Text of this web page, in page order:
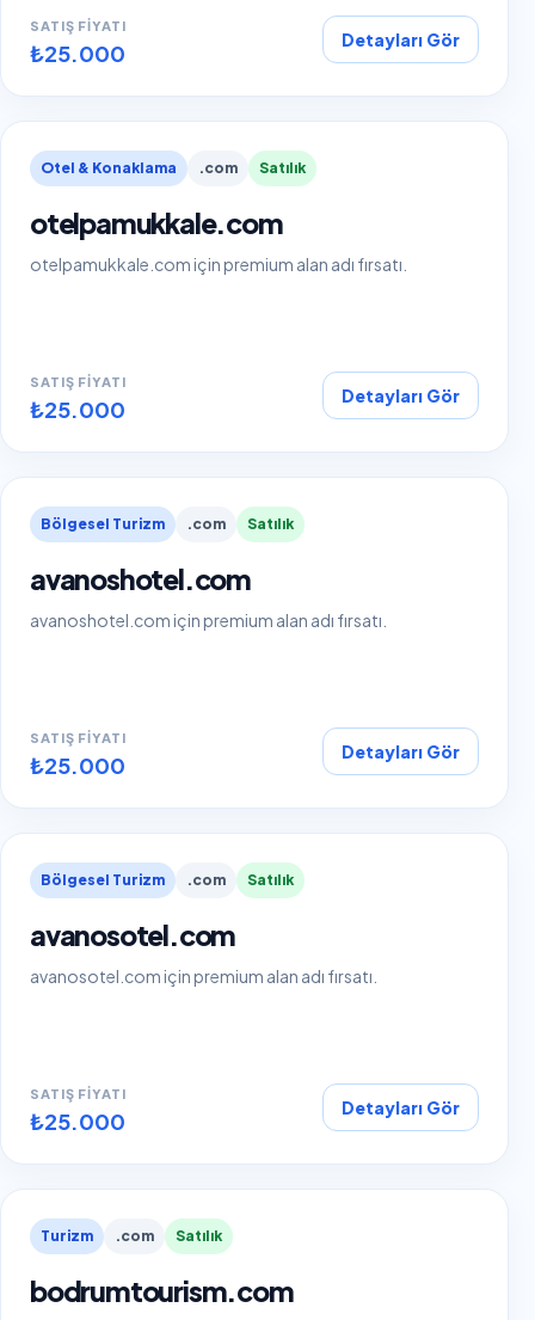
SATIŞ FIYATI
₺25.000 Detayları Gör
Otel & Konaklama .com Satılık
otelpamukkale.com
otelpamukkale.com için premium alan adı fırsatı.
SATIŞ FIYATI
₺25.000 Detayları Gör
Bölgesel Turizm .com Satılık
avanoshotel.com
avanoshotel.com için premium alan adı fırsatı.
SATIŞ FIYATI
₺25.000 Detayları Gör
Bölgesel Turizm .com Satılık
avanosotel.com
avanosotel.com için premium alan adı fırsatı.
SATIŞ FIYATI
₺25.000 Detayları Gör
Turizm .com Satılık
bodrumtourism.com